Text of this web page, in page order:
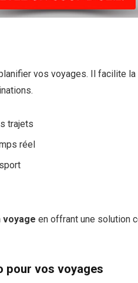
vos voyages. Il facilite
trajets
réel
voyage en offrant une solution
pour vos voyages